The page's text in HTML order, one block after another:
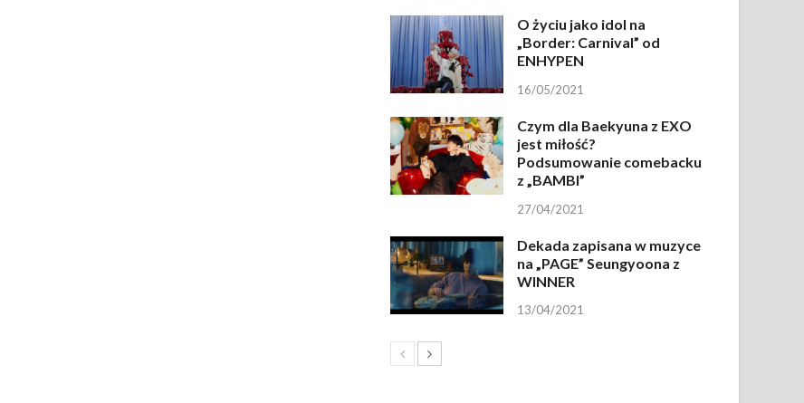
O życiu jako idol na
„Border: Carnival” od
ENHYPEN
16/05/2021
Czym dla Baekyuna z EXO
jest miłość?
Podsumowanie comebacku
z „BAMBI”
27/04/2021
Dekada zapisana w muzyce
na „PAGE” Seungyoona z
WINNER
13/04/2021